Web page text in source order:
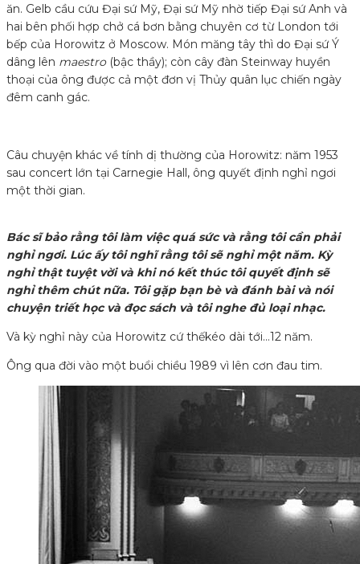
ăn. Gelb cầu cứu Đại sứ Mỹ, Đại sứ Mỹ nhờ tiếp Đại sứ Anh và
hai bên phối hợp chở cá bơn bằng chuyên cơ từ London tới
bếp của Horowitz ở Moscow. Món măng tây thì do Đại sứ Ý
dâng lên maestro(bậc thầy); còn cây đàn Steinway huyền
thoại của ông được cả một đơn vị Thủy quân lục chiến ngày
đêm canh gác.
Câu chuyện khác về tính dị thường của Horowitz: năm 1953
sau concert lớn tại Carnegie Hall, ông quyết định nghỉ ngơi
một thời gian.
Bác sĩ bảo rằng tôi làm việc quá sức và rằng tôi cần phải
nghỉ ngơi. Lúc ấy tôi nghĩ rằng tôi sẽ nghỉ một năm. Kỳ
nghỉ thật tuyệt vời và khi nó kết thúc tôi quyết định sẽ
nghỉ thêm chút nữa. Tôi gặp bạn bè và đánh bài và nói
chuyện triết học và đọc sách và tôi nghe đủ loại nhạc.
Và kỳ nghỉ này của Horowitz cứ thếkéo dài tới…12 năm.
Ông qua đời vào một buổi chiều 1989 vì lên cơn đau tim.